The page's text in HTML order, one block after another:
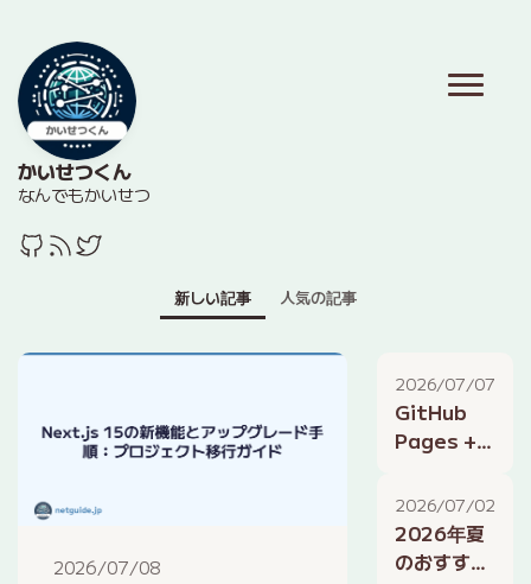
かいせつくん
なんでもかいせつ
新しい記事 人気の記事
2026/07/08
2026/07/07
GitHub
Pages +
料ブログを
公開する方
法：2026
2026/07/02
2026年夏
のおすすめ